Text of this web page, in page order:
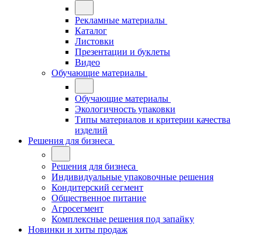
Рекламные материалы
Каталог
Листовки
Презентации и буклеты
Видео
Обучающие материалы
Обучающие материалы
Экологичность упаковки
Типы материалов и критерии качества
изделий
Решения для бизнеса
Решения для бизнеса
Индивидуальные упаковочные решения
Кондитерский сегмент
Общественное питание
Агросегмент
Комплексные решения под запайку
Новинки и хиты продаж